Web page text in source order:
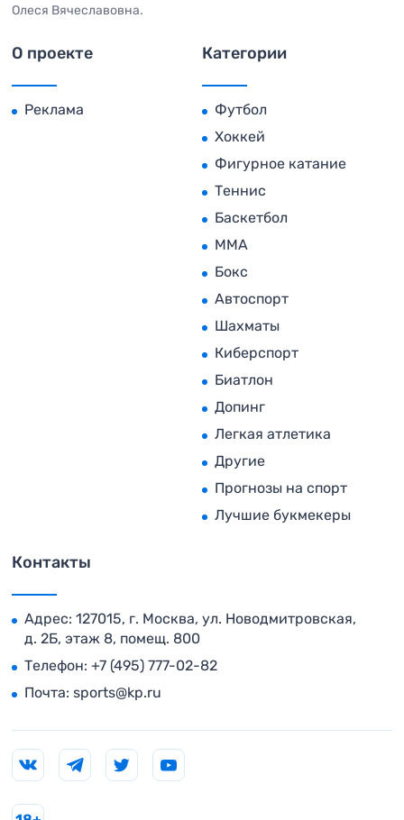
Олеся Вячеславовна.
О проекте
Реклама
Категории
Футбол
Хоккей
Фигурное катание
Теннис
Баскетбол
MMA
Бокс
Автоспорт
Шахматы
Киберспорт
Биатлон
Допинг
Легкая атлетика
Другие
Прогнозы на спорт
Лучшие букмекеры
Контакты
Адрес: 127015, г. Москва, ул. Новодмитровская,
д. 2Б, этаж 8, помещ. 800
Телефон: +7 (495) 777-02-82
Почта: sports@kp.ru